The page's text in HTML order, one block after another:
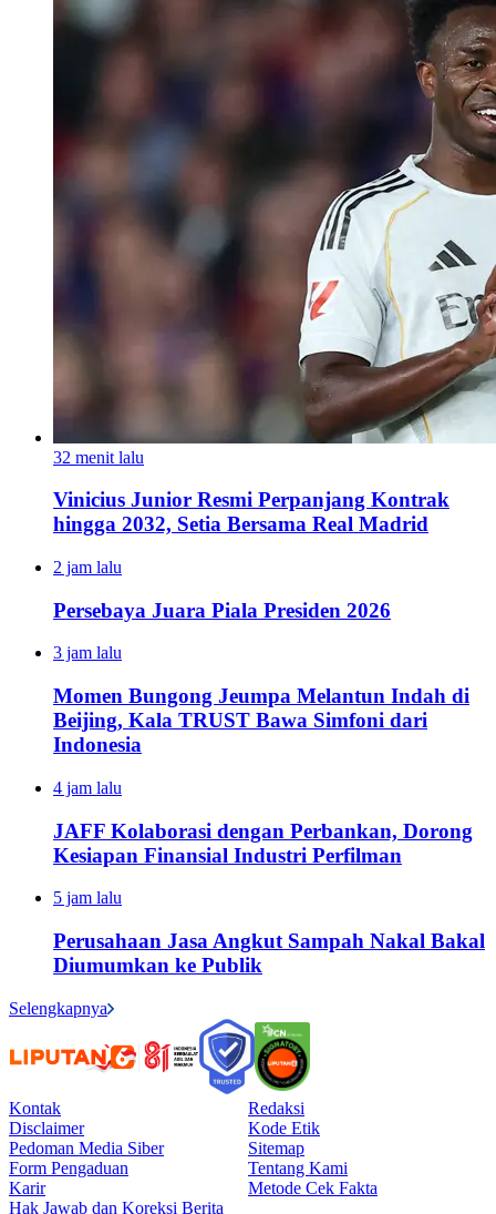
32 menit lalu
Vinicius Junior Resmi Perpanjang Kontrak
hingga 2032, Setia Bersama Real Madrid
2 jam lalu
Persebaya Juara Piala Presiden 2026
3 jam lalu
Momen Bungong Jeumpa Melantun Indah di
Beijing, Kala TRUST Bawa Simfoni dari
Indonesia
4 jam lalu
JAFF Kolaborasi dengan Perbankan, Dorong
Kesiapan Finansial Industri Perfilman
5 jam lalu
Perusahaan Jasa Angkut Sampah Nakal Bakal
Diumumkan ke Publik
Selengkapnya
Kontak
Redaksi
Disclaimer
Kode Etik
Pedoman Media Siber
Sitemap
Form Pengaduan
Tentang Kami
Karir
Metode Cek Fakta
Hak Jawab dan Koreksi Berita